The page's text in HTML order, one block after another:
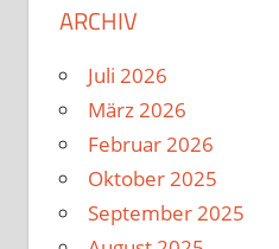
ARCHIV
Juli 2026
März 2026
Februar 2026
Oktober 2025
September 2025